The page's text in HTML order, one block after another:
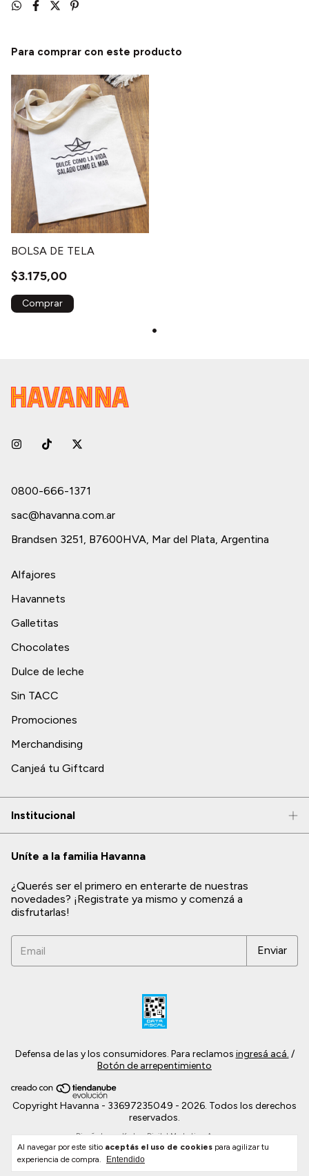
Al navegar por este sitio aceptás el uso de cookies para agilizar tu
experiencia de compra.
Entendido
Para comprar con este producto
BOLSA DE TELA
$3.175,00
0800-666-1371
sac@havanna.com.ar
Brandsen 3251, B7600HVA, Mar del Plata, Argentina
Alfajores
Havannets
Galletitas
Chocolates
Dulce de leche
Sin TACC
Promociones
Merchandising
Canjeá tu Giftcard
Institucional
Uníte a la familia Havanna
¿Querés ser el primero en enterarte de nuestras
novedades? ¡Registrate ya mismo y comenzá a
disfrutarlas!
Defensa de las y los consumidores. Para reclamos ingresá acá. /
Botón de arrepentimiento
Copyright Havanna - 33697235049 - 2026. Todos los derechos
reservados.